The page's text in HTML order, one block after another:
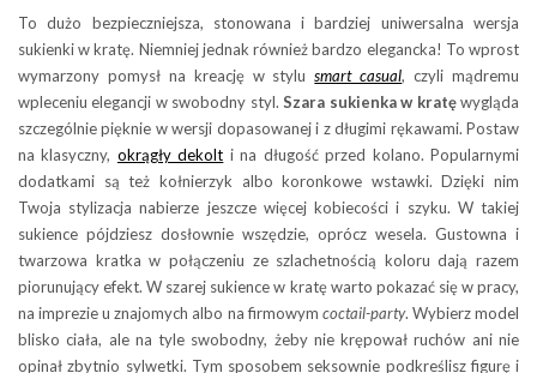
To dużo bezpieczniejsza, stonowana i bardziej uniwersalna wersja
sukienki w kratę. Niemniej jednak również bardzo elegancka! To wprost
wymarzony pomysł na kreację w stylusmart casual, czyli mądremu
wpleceniu elegancji w swobodny styl.Szara sukienka w kratęwygląda
szczególnie pięknie w wersji dopasowanej i z długimi rękawami. Postaw
na klasyczny, okrągły dekolt i na długość przed kolano. Popularnymi
dodatkami są też kołnierzyk albo koronkowe wstawki. Dzięki nim
Twoja stylizacja nabierze jeszcze więcej kobiecości i szyku. W takiej
sukience pójdziesz dosłownie wszędzie, oprócz wesela. Gustowna i
twarzowa kratka w połączeniu ze szlachetnością koloru dają razem
piorunujący efekt. W szarej sukience w kratę warto pokazać się w pracy,
na imprezie u znajomych albo na firmowym coctail-party. Wybierz model
blisko ciała, ale na tyle swobodny, żeby nie krępował ruchów ani nie
opinał zbytnio sylwetki. Tym sposobem seksownie podkreślisz figurę i